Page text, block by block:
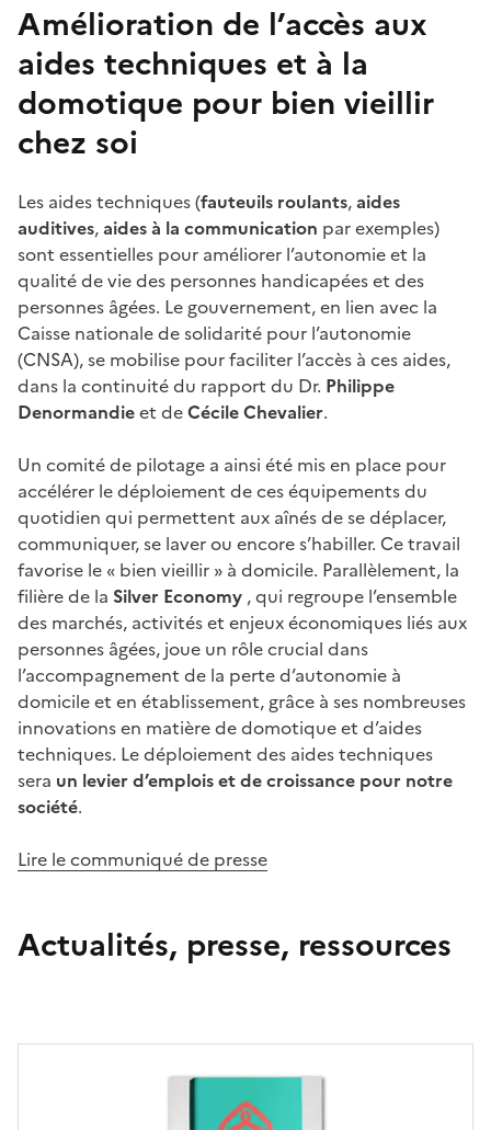
Amélioration de l’accès aux
aides techniques et à la
domotique pour bien vieillir
chez soi
Les aides techniques (fauteuils roulants,aides
auditives,aides à la communication par exemples)
sont essentielles pour améliorer l’autonomie et la
qualité de vie des personnes handicapées et des
personnes âgées. Le gouvernement, en lien avec la
Caisse nationale de solidarité pour l’autonomie
(CNSA), se mobilise pour faciliter l’accès à ces aides,
dans la continuité du rapport du Dr. Philippe
Denormandieet deCécile Chevalier.
Un comité de pilotage a ainsi été mis en place pour
accélérer le déploiement de ces équipements du
quotidien qui permettent aux aînés de se déplacer,
communiquer, se laver ou encore s’habiller. Ce travail
favorise le « bien vieillir » à domicile. Parallèlement, la
filière de la Silver Economy , qui regroupe l’ensemble
des marchés, activités et enjeux économiques liés aux
personnes âgées, joue un rôle crucial dans
l’accompagnement de la perte d’autonomie à
domicile et en établissement, grâce à ses nombreuses
innovations en matière de domotique et d’aides
techniques. Le déploiement des aides techniques
sera un levier d’emplois et de croissance pour notre
société.
Lire le communiqué de presse
Actualités, presse, ressources